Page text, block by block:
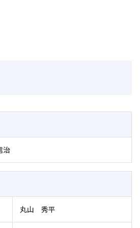
治
丸山 秀平